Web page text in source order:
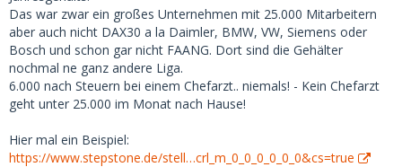
Besonders der letzte Punkt klingt für mich wirklich seltsam.
Ich weiß nicht einmal, welche Berufe in Deutschland zu
einem verfügbaren Einkommen von über 4.000 führen
würden (man muss auch für zusätzliche Kosten aufkommen,
über das Taschengeld hinaus). Das Gehalt eines erfahrenen
Chefarztes beträgt etwa 6.000 pro Monat nach Steuern.
Lebensunterhalt. Zwar nicht unmöglich, aber dann denke
ich an Profifußballer und sehr erfolgreiche Unternehmer.
Das war zwar ein großes Unternehmen mit 25.000 Mitarbeitern
aber auch nicht DAX30 a la Daimler, BMW, VW, Siemens oder
Bosch und schon gar nicht FAANG. Dort sind die Gehälter
nochmal ne ganz andere Liga.
6.000 nach Steuern bei einem Chefarzt.. niemals! - Kein Chefarzt
geht unter 25.000 im Monat nach Hause!
Hier mal ein Beispiel:
https://www.stepstone.de/stell…crl_m_0_0_0_0_0_0&cs=true